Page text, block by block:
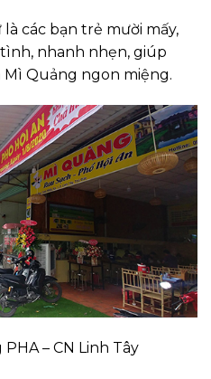
các bạn trẻ mười mấy,
nhanh nhẹn, giúp
Quảng ngon miệng.
– CN Linh Tây